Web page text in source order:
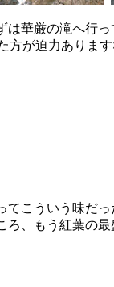
華厳の滝へ行
が迫力あります
こういう味だ
、もう紅葉の